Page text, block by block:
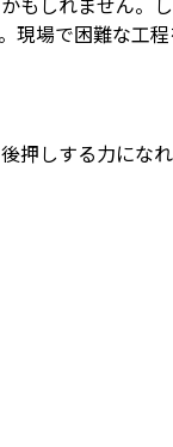
現場で困難な
押しする力にな